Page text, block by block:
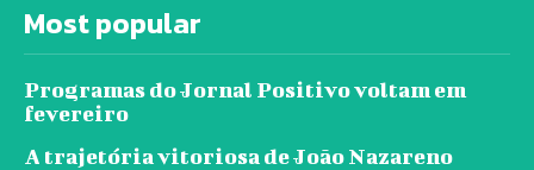
Most popular
Programas do Jornal Positivo voltam em
fevereiro
A trajetória vitoriosa de João Nazareno